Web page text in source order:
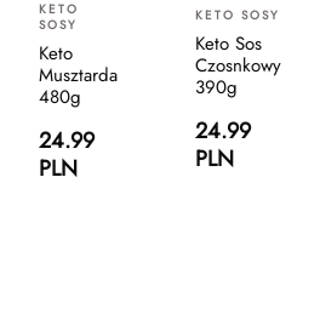
KETO
SOSY
Keto
Musztarda
480g
24.99
PLN
KETO SOSY
Keto Sos
Czosnkowy
390g
24.99
PLN